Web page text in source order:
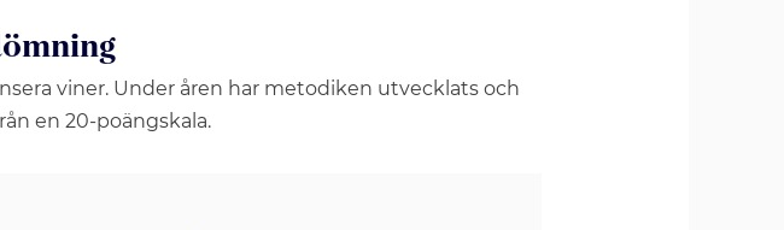
viner. Under åren har metodiken utvecklats och
en 20-poängskala.